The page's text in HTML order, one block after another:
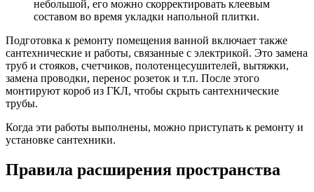
небольшой, его можно скорректировать клеевым
составом во время укладки напольной плитки.
Подготовка к ремонту помещения ванной включает также
сантехнические и работы, связанные с электрикой. Это замена
труб и стояков, счетчиков, полотенцесушителей, вытяжки,
замена проводки, перенос розеток и т.п. После этого
монтируют короб из ГКЛ, чтобы скрыть сантехнические
трубы.
Когда эти работы выполнены, можно приступать к ремонту и
установке сантехники.
Правила расширения пространства